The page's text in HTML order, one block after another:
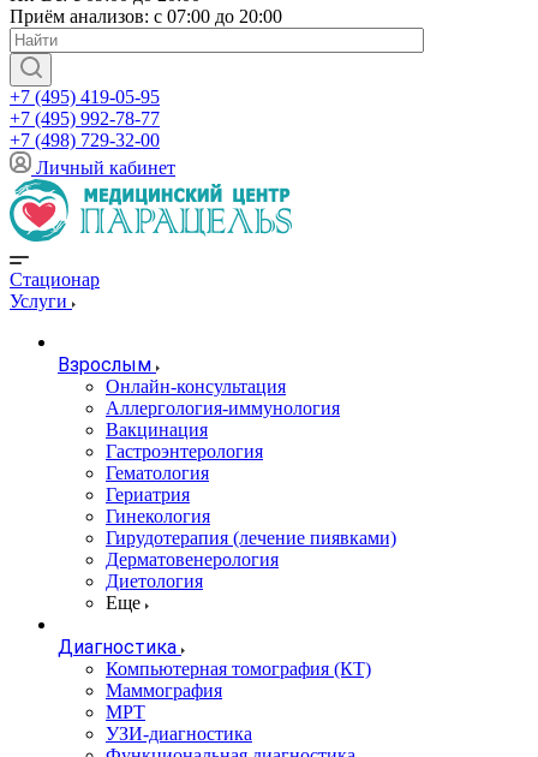
Приём анализов: с 07:00 до 20:00
+7 (495) 419-05-95
+7 (495) 992-78-77
+7 (498) 729-32-00
Личный кабинет
Стационар
Услуги
Взрослым
Онлайн-консультация
Аллергология-иммунология
Вакцинация
Гастроэнтерология
Гематология
Гериатрия
Гинекология
Гирудотерапия (лечение пиявками)
Дерматовенерология
Диетология
Еще
Диагностика
Компьютерная томография (КТ)
Маммография
МРТ
УЗИ-диагностика